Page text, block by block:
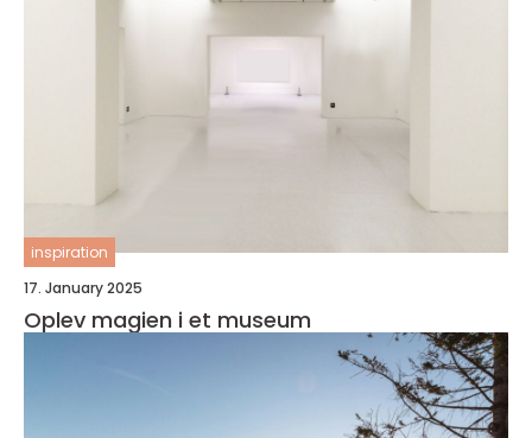
inspiration
17. January 2025
Oplev magien i et museum